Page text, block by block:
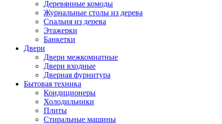
Деревянные комоды
Журнальные столы из дерева
Спальня из дерева
Этажерки
Банкетки
Двери
Двери межкомнатные
Двери входные
Дверная фурнитура
Бытовая техника
Кондиционеры
Холодильники
Плиты
Стиральные машины